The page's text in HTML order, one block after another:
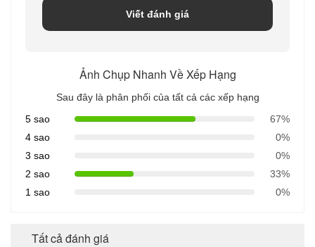
Viết đánh giá
Ảnh Chụp Nhanh Về Xếp Hạng
Sau đây là phân phối của tất cả các xếp hạng
5 sao
67%
4 sao
0%
3 sao
0%
2 sao
33%
1 sao
0%
Tất cả đánh giá